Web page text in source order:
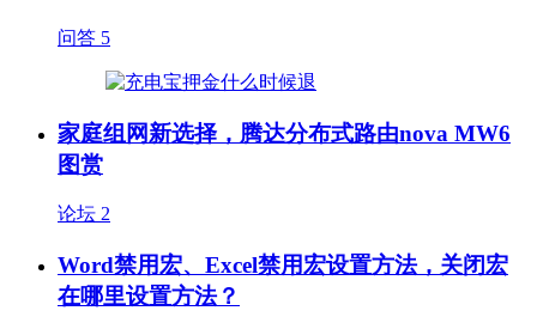
问答 5
家庭组网新选择，腾达分布式路由nova MW6
图赏
论坛 2
Word禁用宏、Excel禁用宏设置方法，关闭宏
在哪里设置方法？